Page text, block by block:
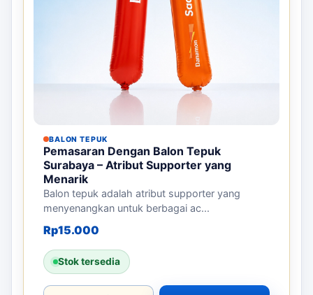
BALON TEPUK
Pemasaran Dengan Balon Tepuk
Surabaya – Atribut Supporter yang
Menarik
Balon tepuk adalah atribut supporter yang
menyenangkan untuk berbagai ac...
Rp15.000
Stok tersedia